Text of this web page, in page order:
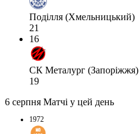
Поділля (Хмельницький)
21
16
СК Металург (Запоріжжя)
19
6 серпня Матчі у цей день
1972